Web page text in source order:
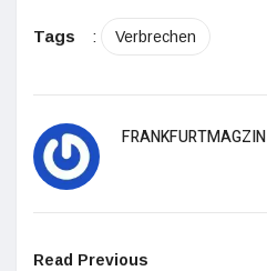
Tags : Verbrechen
FRANKFURTMAGZIN
Read Previous